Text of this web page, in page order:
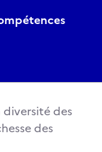
des
des